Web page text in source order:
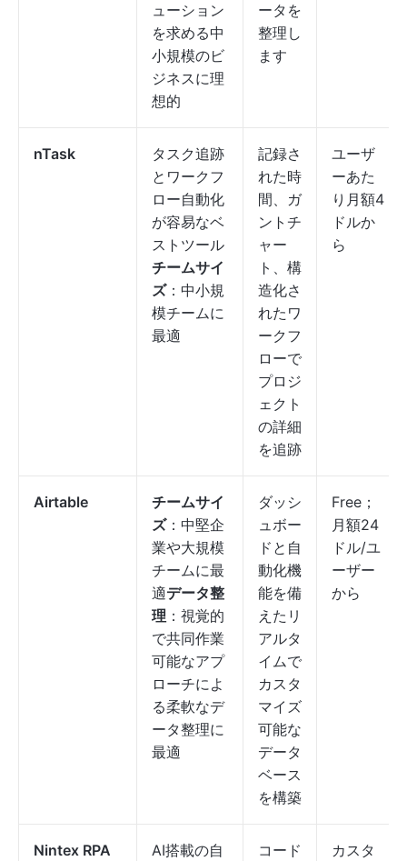
ューション
を求める中
小規模のビ
ジネスに理
想的
ータを
整理し
ます
nTask
タスク追跡
とワークフ
ロー自動化
が容易なベ
ストツール
チームサイ
ズ：中小規
模チームに
最適
記録さ
れた時
間、ガ
ントチ
ャー
ト、構
造化さ
れたワ
ークフ
ローで
プロジ
ェクト
の詳細
を追跡
ユーザ
ーあた
り月額4
ドルか
ら
Airtable
チームサイ
ズ：中堅企
業や大規模
チームに最
適データ整
理 ：視覚的
で共同作業
可能なアプ
ローチによ
る柔軟なデ
ータ整理に
最適
ダッシ
ュボー
ドと自
動化機
能を備
えたリ
アルタ
イムで
カスタ
マイズ
可能な
データ
ベース
を構築
Free；
月額24
ドル/ユ
ーザー
から
Nintex RPA AI搭載の自 コード カスタ